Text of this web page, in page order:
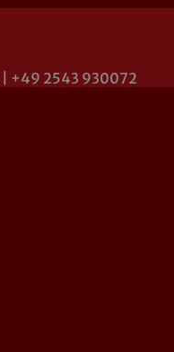
+49 2543 930072